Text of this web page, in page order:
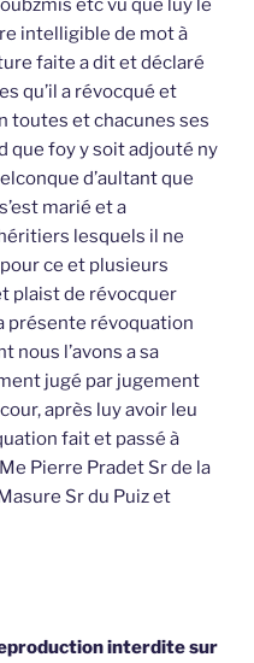
etc vu que luy le
intelligible de mot à
faite a dit et déclaré
qu’il a révocqué et
toutes et chacunes ses
que foy y soit adjouté ny
d’aultant que
marié et a
lesquels il ne
ce et plusieurs
plaist de révocquer
présente révoquation
nous l’avons a sa
jugé par jugement
après luy avoir leu
fait et passé à
Pierre Pradet Sr de la
Sr du Puiz et
interdite sur